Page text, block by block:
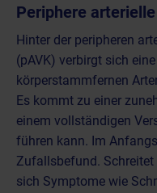
Periphere
Hinter der peripheren
(pAVK) verbirgt sich
körperstammfernen
Es kommt zu einer
einem vollständigen
führen kann. Im
Zufallsbefund. Schreitet
sich Symptome wie